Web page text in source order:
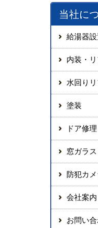
当社に
給湯器
内装・
水回り
塗装
ドア修
窓ガラ
防犯カ
会社案内
お問い